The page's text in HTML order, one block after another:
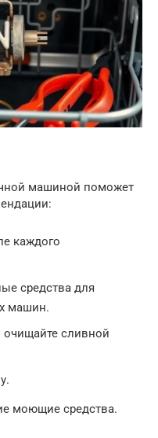
машиной поможет
каждого
средства для
машин.
очищайте сливной
моющие средства.